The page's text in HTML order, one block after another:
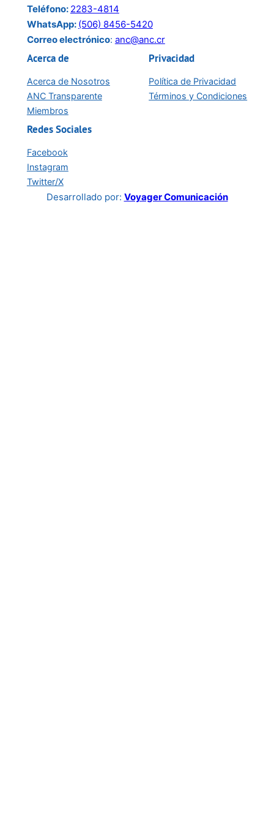
Teléfono: 2283-4814
WhatsApp: (506) 8456-5420
Correo electrónico: anc@anc.cr
Acerca de
Acerca de Nosotros
ANC Transparente
Miembros
Privacidad
Política de Privacidad
Términos y Condiciones
Redes Sociales
Facebook
Instagram
Twitter/X
Desarrollado por: Voyager Comunicación